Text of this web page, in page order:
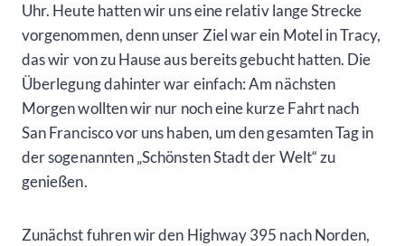
Uhr. Heute hatten wir uns eine relativ lange Strecke
vorgenommen, denn unser Ziel war ein Motel in Tracy,
das wir von zu Hause aus bereits gebucht hatten. Die
Überlegung dahinter war einfach: Am nächsten
Morgen wollten wir nur noch eine kurze Fahrt nach
San Francisco vor uns haben, um den gesamten Tag in
der sogenannten „Schönsten Stadt der Welt“ zu
genießen.
Zunächst fuhren wir den Highway 395 nach Norden,